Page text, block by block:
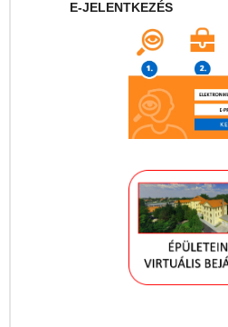
E-JELENTKEZÉS